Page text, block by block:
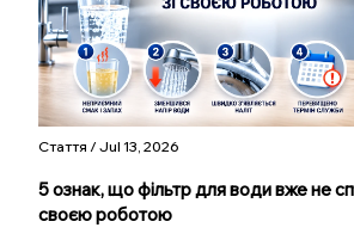
Стаття / Jul 13, 2026
5 ознак, що фільтр для води вже не
своєю роботою